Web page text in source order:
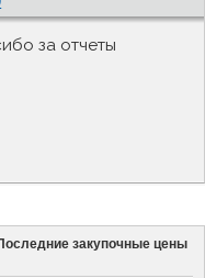
за отчеты
закупочные цены